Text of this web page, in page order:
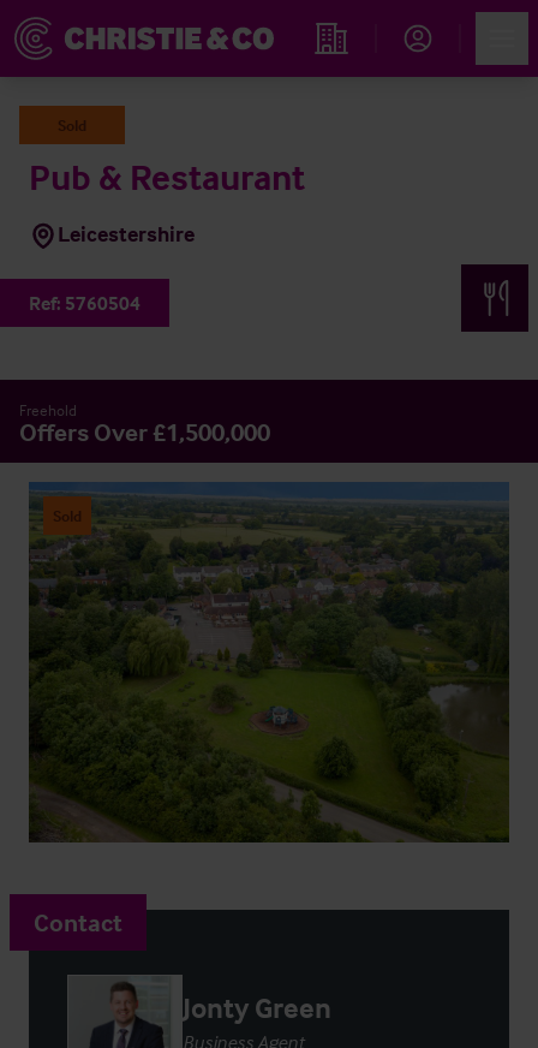
Rechercher un hôtel
Sold
Pub & Restaurant
Leicestershire
Ref: 5760504
Freehold
Offers Over £1,500,000
Sold
Contact
Jonty Green
Business Agent